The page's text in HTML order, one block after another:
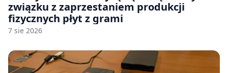
związku z zaprzestaniem produkcji
fizycznych płyt z grami
7 sie 2026